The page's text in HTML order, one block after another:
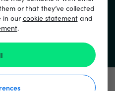
or that they’ve collected
in ourcookie statementand
.